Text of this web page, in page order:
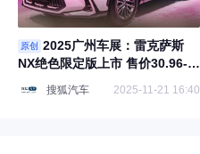
原创
2025广州车展：雷克萨斯
NX绝色限定版上市 售价30.96-
搜狐汽车 2025-11-21 16:40